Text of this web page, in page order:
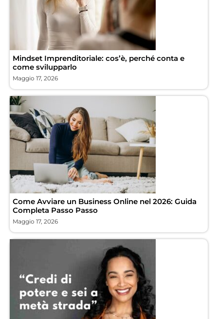
Mindset Imprenditoriale: cos’è, perché conta e
come svilupparlo
Maggio 17, 2026
Come Avviare un Business Online nel 2026: Guida
Completa Passo Passo
Maggio 17, 2026